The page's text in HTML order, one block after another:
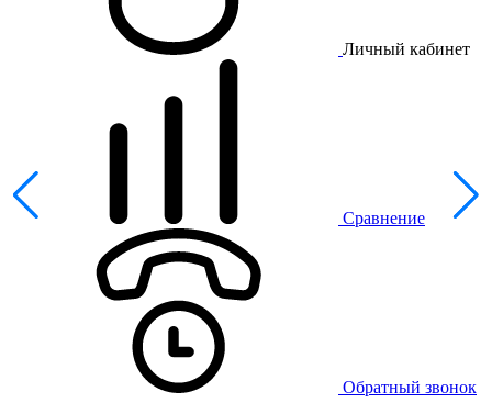
Личный кабинет
Сравнение
Обратный звонок